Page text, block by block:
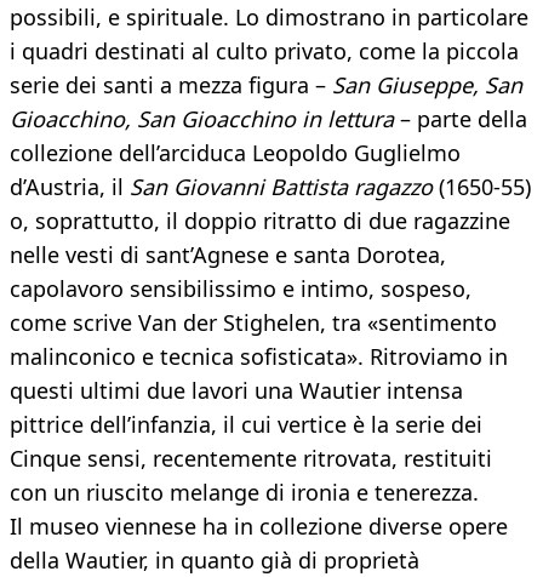
possibili, e spirituale. Lo dimostrano in particolare
i quadri destinati al culto privato, come la piccola
serie dei santi a mezza figura – San Giuseppe, San
Gioacchino, San Gioacchino in lettura– parte della
collezione dell’arciduca Leopoldo Guglielmo
d’Austria, il San Giovanni Battista ragazzo(1650-55)
o, soprattutto, il doppio ritratto di due ragazzine
nelle vesti di sant’Agnese e santa Dorotea,
capolavoro sensibilissimo e intimo, sospeso,
come scrive Van der Stighelen, tra «sentimento
malinconico e tecnica sofisticata». Ritroviamo in
questi ultimi due lavori una Wautier intensa
pittrice dell’infanzia, il cui vertice è la serie dei
Cinque sensi, recentemente ritrovata, restituiti
con un riuscito melange di ironia e tenerezza.
Il museo viennese ha in collezione diverse opere
della Wautier, in quanto già di proprietà